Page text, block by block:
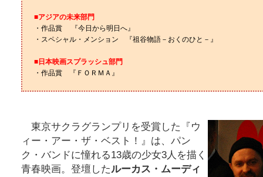
■アジアの未来部門
・作品賞 『今日から明日へ』
・スペシャル・メンション 『祖谷物語－おくのひと－』
■日本映画スプラッシュ部門
・作品賞 『ＦＯＲＭＡ』
東京サクラグランプリを受賞した『ウ
ィー・アー・ザ・ベスト！』は、パン
ク・バンドに憧れる13歳の少女3人を描く
青春映画。登壇したルーカス・ムーディ